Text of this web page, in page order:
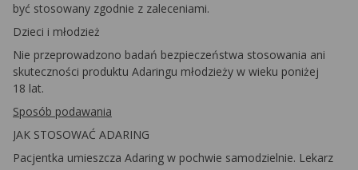
być stosowany zgodnie z zaleceniami.
Dzieci i młodzież
Nie przeprowadzono badań bezpieczeństwa stosowania ani
skuteczności produktu Adaringu młodzieży w wieku poniżej
18 lat.
Sposób podawania
JAK STOSOWAĆ ADARING
Pacjentka umieszcza Adaring w pochwie samodzielnie. Lekarz